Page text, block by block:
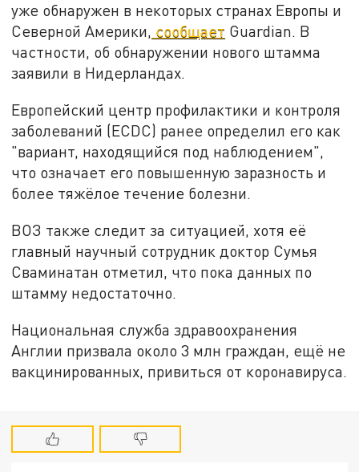
уже обнаружен в некоторых странах Европы и
Северной Америки, сообщает Guardian. В
частности, об обнаружении нового штамма
заявили в Нидерландах.
Европейский центр профилактики и контроля
заболеваний (ECDC) ранее определил его как
"вариант, находящийся под наблюдением",
что означает его повышенную заразность и
более тяжёлое течение болезни.
ВОЗ также следит за ситуацией, хотя её
главный научный сотрудник доктор Сумья
Сваминатан отметил, что пока данных по
штамму недостаточно.
Национальная служба здравоохранения
Англии призвала около 3 млн граждан, ещё не
вакцинированных, привиться от коронавируса.